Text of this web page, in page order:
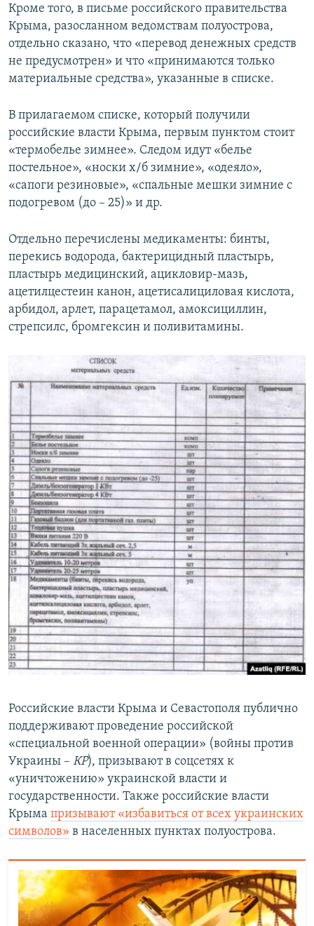
Кроме того, в письме российского правительства
Крыма, разосланном ведомствам полуострова,
отдельно сказано, что «перевод денежных средств
не предусмотрен» и что «принимаются только
материальные средства», указанные в списке.
В прилагаемом списке, который получили
российские власти Крыма, первым пунктом стоит
«термобелье зимнее». Следом идут «белье
постельное», «носки х/б зимние», «одеяло»,
«сапоги резиновые», «спальные мешки зимние с
подогревом (до – 25)» и др.
Отдельно перечислены медикаменты: бинты,
перекись водорода, бактерицидный пластырь,
пластырь медицинский, ацикловир-мазь,
ацетилцестеин канон, ацетисалициловая кислота,
арбидол, арлет, парацетамол, амоксициллин,
стрепсилс, бромгексин и поливитамины.
Российские власти Крыма и Севастополя публично
поддерживают проведение российской
«специальной военной операции» (войны против
Украины – КР), призывают в соцсетях к
«уничтожению» украинской власти и
государственности. Также российские власти
Крыма призывают «избавиться от всех украинских
символов» в населенных пунктах полуострова.